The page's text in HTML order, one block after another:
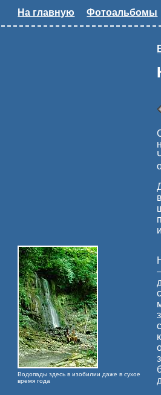
На главную Фотоальбомы
Водопады здесь в изобилии даже в сухое
время года